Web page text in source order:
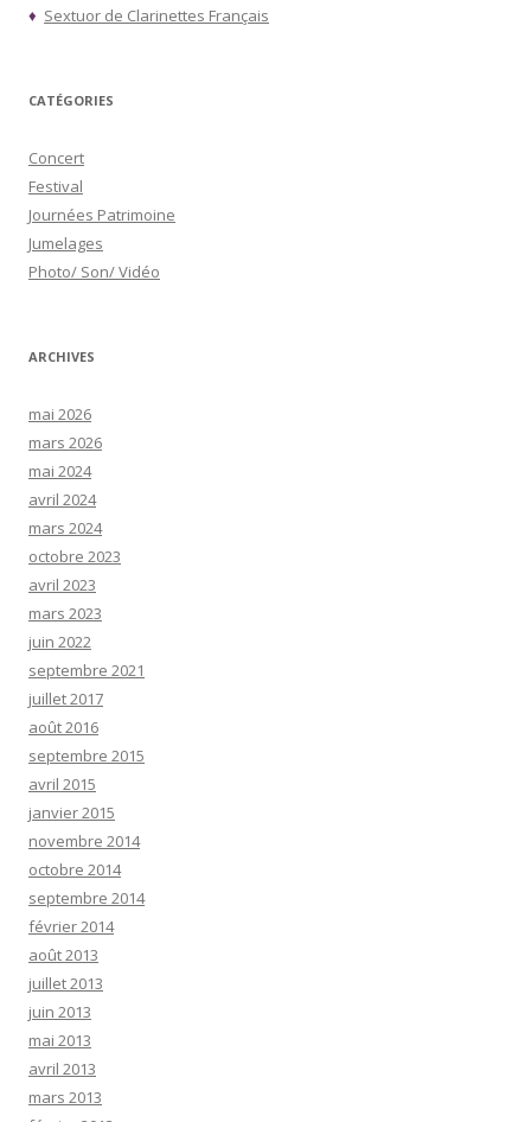
♦ Sextuor de Clarinettes Français
CATÉGORIES
Concert
Festival
Journées Patrimoine
Jumelages
Photo/ Son/ Vidéo
ARCHIVES
mai 2026
mars 2026
mai 2024
avril 2024
mars 2024
octobre 2023
avril 2023
mars 2023
juin 2022
septembre 2021
juillet 2017
août 2016
septembre 2015
avril 2015
janvier 2015
novembre 2014
octobre 2014
septembre 2014
février 2014
août 2013
juillet 2013
juin 2013
mai 2013
avril 2013
mars 2013